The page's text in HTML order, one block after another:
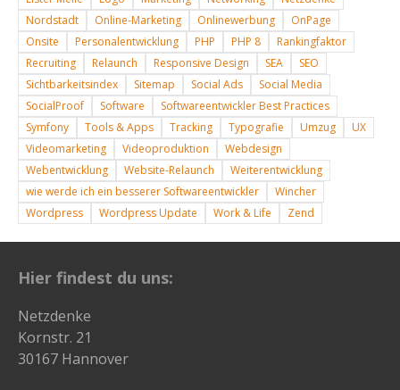
Nordstadt
Online-Marketing Onlinewerbung
OnPage
Onsite
Personalentwicklung PHP PHP 8
Rankingfaktor
Recruiting
Relaunch Responsive Design SEA
SEO
Sichtbarkeitsindex
Sitemap Social Ads
Social Media
SocialProof
Software
Softwareentwickler Best Practices
Symfony
Tools & Apps Tracking Typografie Umzug
UX
Videomarketing
Videoproduktion
Webdesign
Webentwicklung
Website-Relaunch
Weiterentwicklung
wie werde ich ein besserer Softwareentwickler
Wincher
Wordpress
Wordpress Update Work & Life Zend
Hier findest du uns:
Netzdenke
Kornstr. 21
30167 Hannover